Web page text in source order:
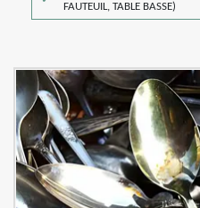
FAUTEUIL, TABLE BASSE)